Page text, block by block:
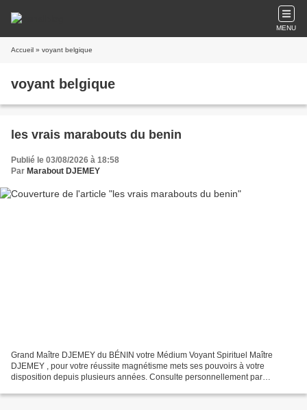
MENU
Accueil » voyant belgique
voyant belgique
les vrais marabouts du benin
Publié le 03/08/2026 à 18:58
Par Marabout DJEMEY
Grand Maître DJEMEY du BÉNIN votre Médium Voyant Spirituel Maître
DJEMEY , pour votre réussite magnétisme mets ses pouvoirs à votre
disposition depuis plusieurs années. Consulte personnellement par